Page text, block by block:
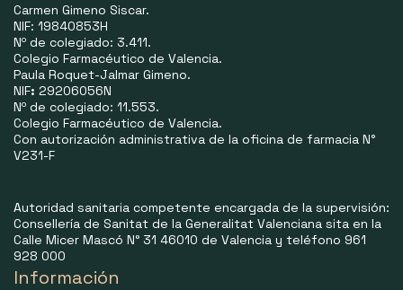
Carmen Gimeno Siscar.
NIF: 19840853H
Nº de colegiado: 3.411.
Colegio Farmacéutico de Valencia.
Paula Roquet-Jalmar Gimeno.
NIF: 29206056N
Nº de colegiado: 11.553.
Colegio Farmacéutico de Valencia.
Con autorización administrativa de la oficina de farmacia N°
V231-F
Autoridad sanitaria competente encargada de la supervisión:
Consellería de Sanitat de la Generalitat Valenciana sita en la
Calle Micer Mascó N° 31 46010 de Valencia y teléfono 961
928 000
Información